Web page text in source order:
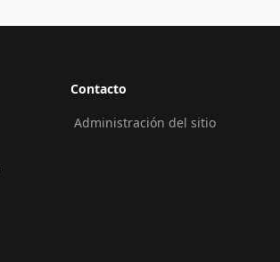
Contacto
Administración del sitio